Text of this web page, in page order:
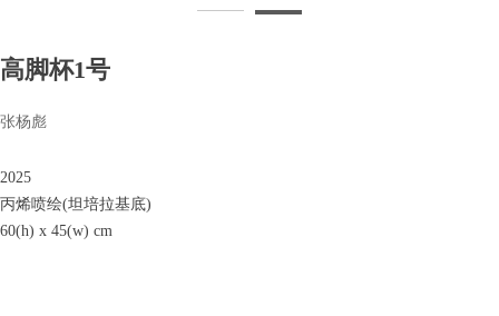
高脚杯1号
2025
丙烯喷绘(坦培拉基底)
60(h) x 45(w) cm
张杨彪